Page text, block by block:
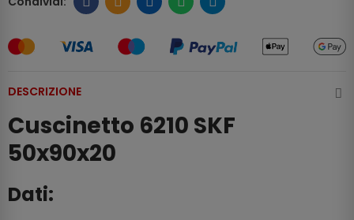
DESCRIZIONE
Cuscinetto 6210 SKF
50x90x20
Dati: